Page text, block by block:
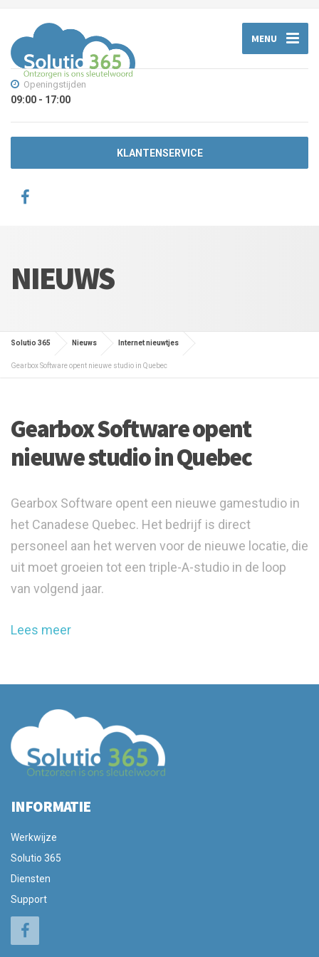
MENU
Openingstijden
09:00 - 17:00
KLANTENSERVICE
NIEUWS
Solutio 365 Nieuws Internet nieuwtjes
Gearbox Software opent nieuwe studio in Quebec
Gearbox Software opent
nieuwe studio in Quebec
Gearbox Software opent een nieuwe gamestudio in
het Canadese Quebec. Het bedrijf is direct
personeel aan het werven voor de nieuwe locatie, die
uit moet groeien tot een triple-A-studio in de loop
van volgend jaar.
Lees meer
INFORMATIE
Werkwijze
Solutio 365
Diensten
Support